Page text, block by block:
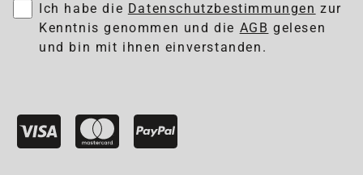
Ich habe die Datenschutzbestimmungen zur
Kenntnis genommen und die AGB gelesen
und bin mit ihnen einverstanden.